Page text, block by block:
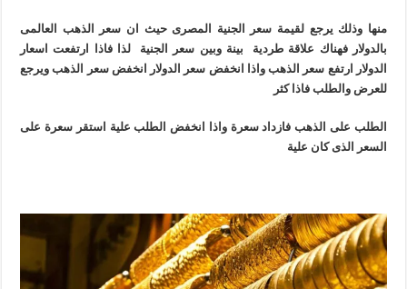
منها وذلك يرجع لقيمة سعر الجنية المصرى حيث ان سعر الذهب العالمى
بالدولار فهناك علاقة طردية بينة وبين سعر الجنية لذا فاذا ارتفعت اسعار
الدولار ارتفع سعر الذهب واذا انخفض سعر الدولار انخفض سعر الذهب ويرجع
للعرض والطلب فاذا كثر
الطلب على الذهب فازداد سعرة واذا انخفض الطلب علية استقر سعرة على
السعر الذى كان علية